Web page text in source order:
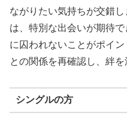
ながりたい気持ちが交錯
は、特別な出会いが期待
に囚われないことがポイ
との関係を再確認し、絆を
シングルの方